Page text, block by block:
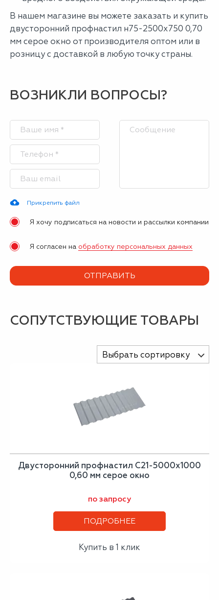
В нашем магазине вы можете заказать и купить
двусторонний профнастил н75-2500х750 0,70
мм серое окно от производителя оптом или в
розницу с доставкой в любую точку страны.
ВОЗНИКЛИ ВОПРОСЫ?
Прикрепить файл
Я хочу подписаться на новости и рассылки компании
Я согласен на обработку персональных данных
СОПУТСТВУЮЩИЕ ТОВАРЫ
Выбрать сортировку
Двусторонний профнастил С21-5000х1000
0,60 мм серое окно
по запросу
ПОДРОБНЕЕ
Купить в 1 клик